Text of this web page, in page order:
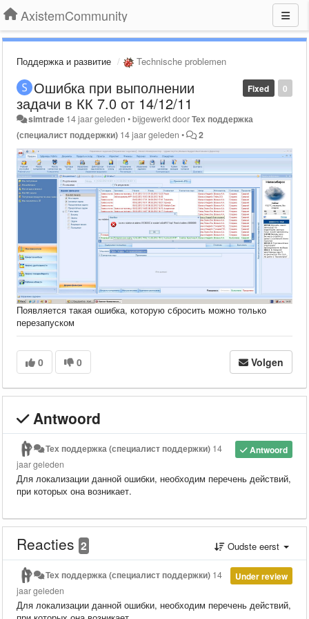
AxistemCommunity
Поддержка и развитие Technische problemen
0
Fixed
Ошибка при выполнении
задачи в КК 7.0 от 14/12/11
simtrade 14 jaar geleden •bijgewerkt doorТех поддержка
(специалист поддержки) 14 jaar geleden • 2
Появляется такая ошибка, которую сбросить можно только
перезапуском
0 0 Volgen
Antwoord
Antwoord
Тех поддержка (специалист поддержки) 14
jaar geleden
Для локализации данной ошибки, необходим перечень действий,
при которых она возникает.
Reacties 2 Oudste eerst
Under review
Тех поддержка (специалист поддержки) 14
jaar geleden
Для локализации данной ошибки, необходим перечень действий,